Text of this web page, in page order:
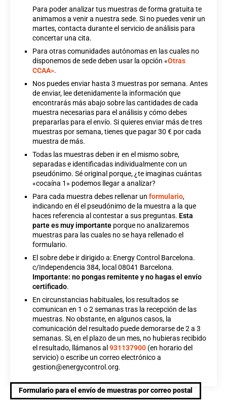
Para poder analizar tus muestras de forma gratuita te
animamos a venir a nuestra sede. Si no puedes venir un
martes, contacta durante el servicio de análisis para
concertar una cita.
Para otras comunidades autónomas en las cuales no
disponemos de sede deben usar la opción «Otras
CCAA».
Nos puedes enviar hasta 3 muestras por semana. Antes
de enviar, lee detenidamente la información que
encontrarás más abajo sobre las cantidades de cada
muestra necesarias para el análisis y cómo debes
prepararlas para el envío. Si quieres enviar más de tres
muestras por semana, tienes que pagar 30 € por cada
muestra de más.
Todas las muestras deben ir en el mismo sobre,
separadas e identificadas individualmente con un
pseudónimo. Sé original porque, ¿te imaginas cuántas
«cocaína 1» podemos llegar a analizar?
Para cada muestra debes rellenar un formulario,
indicando en él el pseudónimo de la muestra a la que
haces referencia al contestar a sus preguntas. Esta
parte es muy importante porque no analizaremos
muestras para las cuales no se haya rellenado el
formulario.
El sobre debe ir dirigido a: Energy Control Barcelona.
c/Independencia 384, local 08041 Barcelona.
Importante: no pongas remitente y no hagas el envío
certificado.
En circunstancias habituales, los resultados se
comunican en 1 o 2 semanas tras la recepción de las
muestras. No obstante, en algunos casos, la
comunicación del resultado puede demorarse de 2 a 3
semanas. Si, en el plazo de un mes, no hubieras recibido
el resultado, llámanos al 931137900 (en horario del
servicio) o escribe un correo electrónico a
gestion@energycontrol.org.
Formulario para el envío de muestras por correo postal